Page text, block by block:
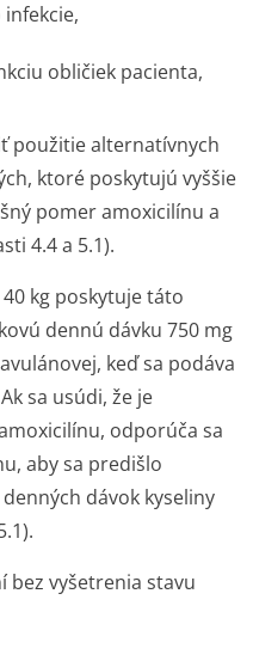
obličiek pacienta,
použitie alternatívnych
ktoré poskytujú vyššie
pomer amoxicilínu a
4.4 a 5.1).
kg poskytuje táto
dennú dávku 750 mg
keď sa podáva
sa usúdi, že je
odporúča sa
aby sa predišlo
dávok kyseliny
bez vyšetrenia stavu